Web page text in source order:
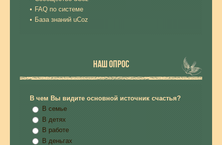
FAQ по системе
База знаний uCoz
НАШ ОПРОС
В чем Вы видите основной источник счастья?
В семье
В детях
В работе
В деньгах